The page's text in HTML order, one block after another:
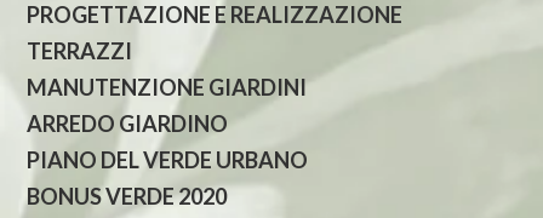
PROGETTAZIONE E REALIZZAZIONE
TERRAZZI
MANUTENZIONE GIARDINI
ARREDO GIARDINO
PIANO DEL VERDE URBANO
BONUS VERDE 2020